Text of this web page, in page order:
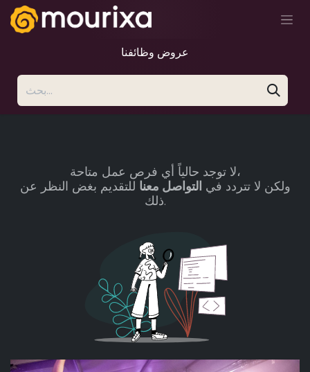
تخطي للذهاب إلى المحتوى
عروض وظائفنا
لا توجد حالياً أي فرص عمل متاحة،
ولكن لا تتردد في التواصل معنا للتقديم بغض النظر عن
ذلك.